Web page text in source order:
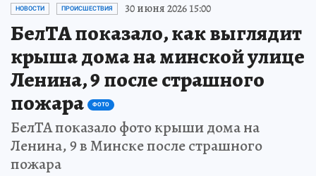
НОВОСТИ ПРОИСШЕСТВИЯ 30 июня 2026 15:00
БелТА показало, как выглядит
крыша дома на минской улице
Ленина, 9 после страшного
пожара
ФОТО
БелТА показало фото крыши дома на
Ленина, 9 в Минске после страшного
пожара